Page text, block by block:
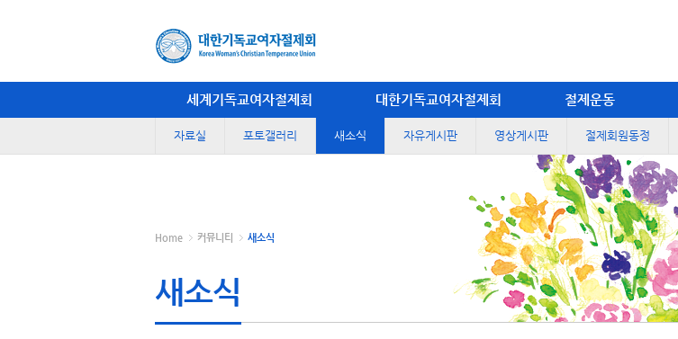
세계기독교여자절제회 대한기독교여자절제회 절제운동
자료실 포토갤러리 새소식 자유게시판 영상게시판 절제회원동정
Home 커뮤니티 새소식
새소식